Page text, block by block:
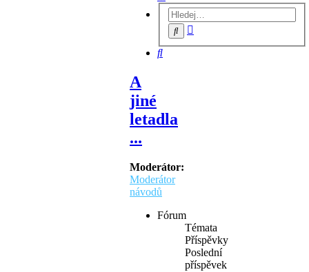
Hledat
Hledat
A
jiné
letadla
...
Moderátor:
Moderátor
návodů
Fórum
Témata
Příspěvky
Poslední
příspěvek